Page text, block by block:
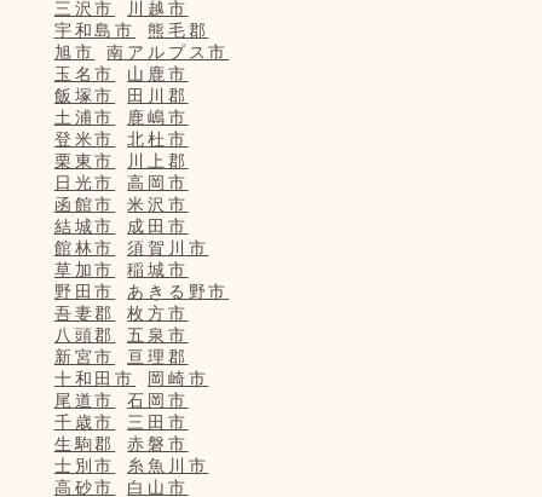
三沢市
川越市
宇和島市
熊毛郡
旭市
南アルプス市
玉名市
山鹿市
飯塚市
田川郡
土浦市
鹿嶋市
登米市
北杜市
栗東市
川上郡
日光市
高岡市
函館市
米沢市
結城市
成田市
館林市
須賀川市
草加市
稲城市
野田市
あきる野市
吾妻郡
枚方市
八頭郡
五泉市
新宮市
亘理郡
十和田市
岡崎市
尾道市
石岡市
千歳市
三田市
生駒郡
赤磐市
士別市
糸魚川市
高砂市
白山市